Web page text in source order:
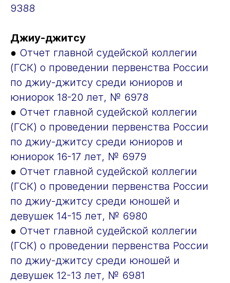
9388
Джиу-джитсу
● Отчет главной судейской коллегии
(ГСК) о проведении первенства России
по джиу-джитсу среди юниоров и
юниорок 18-20 лет, № 6978
● Отчет главной судейской коллегии
(ГСК) о проведении первенства России
по джиу-джитсу среди юниоров и
юниорок 16-17 лет, № 6979
● Отчет главной судейской коллегии
(ГСК) о проведении первенства России
по джиу-джитсу среди юношей и
девушек 14-15 лет, № 6980
● Отчет главной судейской коллегии
(ГСК) о проведении первенства России
по джиу-джитсу среди юношей и
девушек 12-13 лет, № 6981